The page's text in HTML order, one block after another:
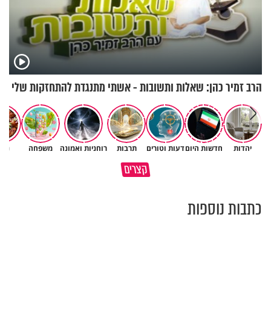
הרב זמיר כהן: שאלות ותשובות - אשתי מתנגדת להתחזקות שלי
יהדות חדשות היוםדעות וטורים תרבות רוחניות ואמונה משפחה
קצרים
חתכו אותך בכביש? אפשר לחשוב
רבתם שוב? 💔 זה לא אומר
כתבות נוספות